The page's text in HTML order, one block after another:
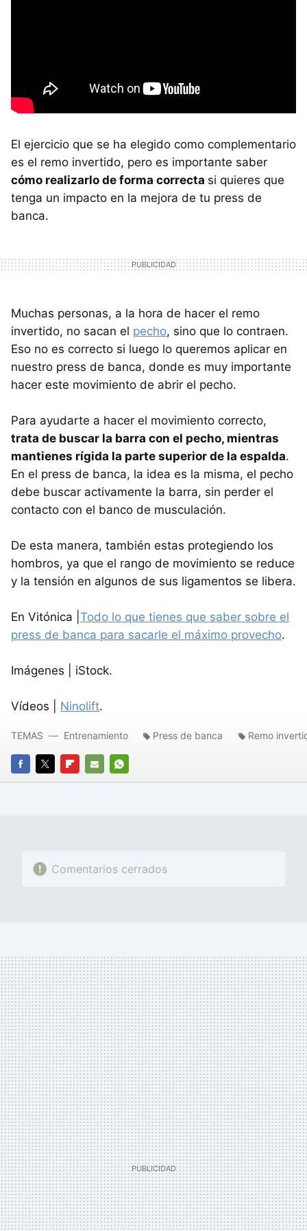
El ejercicio que se ha elegido como complementario
es el remo invertido, pero es importante saber
cómo realizarlo de forma correcta si quieres que
tenga un impacto en la mejora de tu press de
banca.
Muchas personas, a la hora de hacer el remo
invertido, no sacan el pecho, sino que lo contraen.
Eso no es correcto si luego lo queremos aplicar en
nuestro press de banca, donde es muy importante
hacer este movimiento de abrir el pecho.
Para ayudarte a hacer el movimiento correcto,
trata de buscar la barra con el pecho, mientras
mantienes rígida la parte superior de la espalda.
En el press de banca, la idea es la misma, el pecho
debe buscar activamente la barra, sin perder el
contacto con el banco de musculación.
De esta manera, también estas protegiendo los
hombros, ya que el rango de movimiento se reduce
y la tensión en algunos de sus ligamentos se libera.
En Vitónica | Todo lo que tienes que saber sobre el
press de banca para sacarle el máximo provecho.
Imágenes | iStock.
Vídeos | Ninolift.
FACEBOOK
TWITTERFLIPBOARD
E-
WHATSAPP
TEMAS Entrenamiento Press de banca Remo
Comentarios cerrados